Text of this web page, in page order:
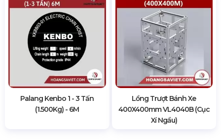
Palang Kenbo 1 - 3 Tấn
(1.500Kg) - 6M
Lồng Trượt Bánh Xe
400X400mm VL4040B (Cục
Xí Ngầu)